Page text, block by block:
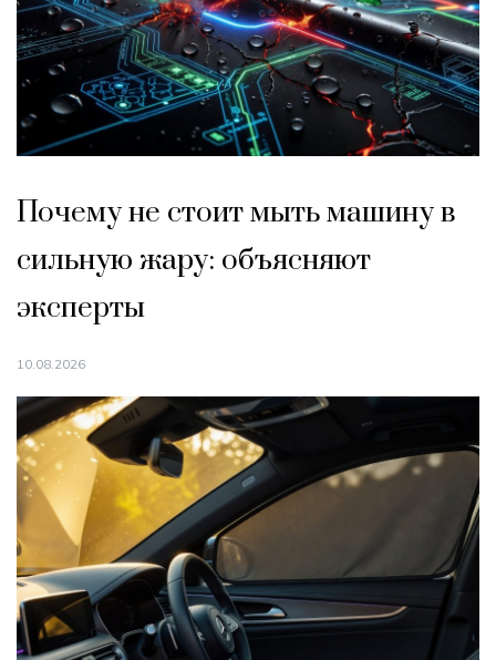
Почему не стоит мыть машину в
сильную жару: объясняют
эксперты
10.08.2026